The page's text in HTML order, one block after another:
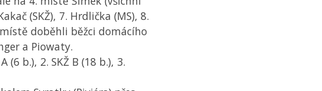
(SKŽ), 7. Hrdlička (MS), 8.
místě doběhli běžci domácího
a Piowaty.
A (6 b.), 2. SKŽ B (18 b.), 3.